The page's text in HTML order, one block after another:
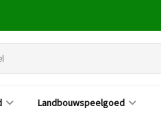
Landbouwspeelgoed